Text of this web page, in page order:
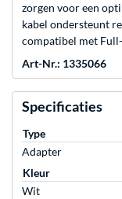
zorgen voor een
kabel ondersteunt
compatibel met
Art-Nr.: 1335066
Specificaties
Type
Adapter
Kleur
Wit